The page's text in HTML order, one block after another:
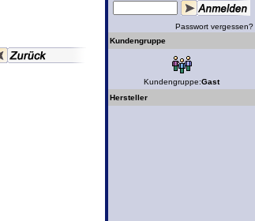
Passwort vergessen?
Kundengruppe
Kundengruppe:Gast
Hersteller